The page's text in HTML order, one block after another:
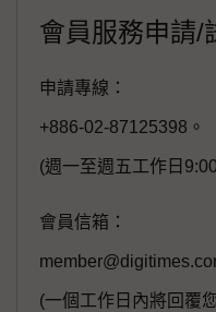
會員服務申請/
申請專線：
+886-02-87125398。
(週一至週五工作日
會員信箱：
(一個工作日內將回覆